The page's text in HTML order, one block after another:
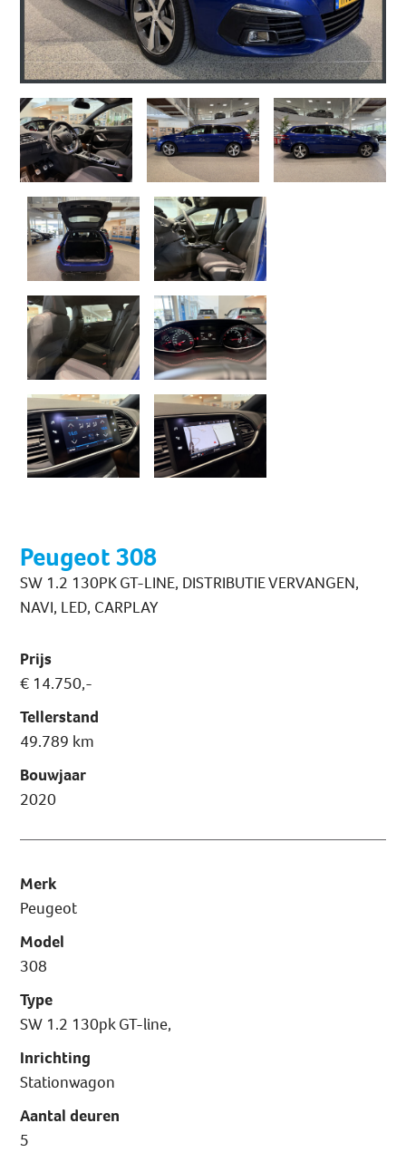
Peugeot 308
SW 1.2 130PK GT-LINE, DISTRIBUTIE VERVANGEN,
NAVI, LED, CARPLAY
Prijs
€ 14.750,-
Tellerstand
49.789 km
Bouwjaar
2020
Merk
Peugeot
Model
308
Type
SW 1.2 130pk GT-line,
Inrichting
Stationwagon
Aantal deuren
5